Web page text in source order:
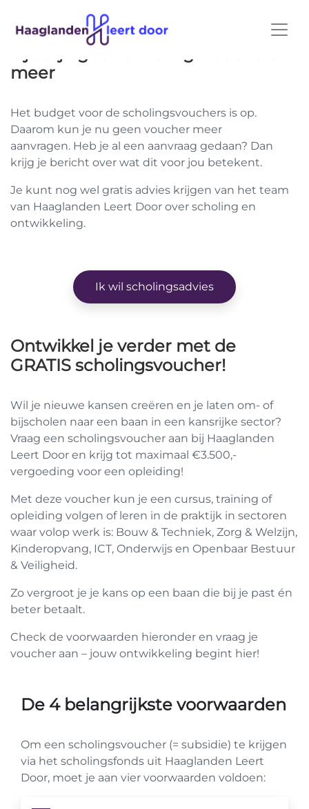
meer
Het budget voor de scholingsvouchers is op.
Daarom kun je nu geen voucher meer
aanvragen. Heb je al een aanvraag gedaan? Dan
krijg je bericht over wat dit voor jou betekent.
Je kunt nog wel gratis advies krijgen van het team
van Haaglanden Leert Door over scholing en
ontwikkeling.
Ik wil scholingsadvies
Ontwikkel je verder met de
GRATIS scholingsvoucher!
Wil je nieuwe kansen creëren en je laten om- of
bijscholen naar een baan in een kansrijke sector?
Vraag een scholingsvoucher aan bij Haaglanden
Leert Door en krijg tot maximaal €3.500,-
vergoeding voor een opleiding!
Met deze voucher kun je een cursus, training of
opleiding volgen of leren in de praktijk in sectoren
waar volop werk is: Bouw & Techniek, Zorg & Welzijn,
Kinderopvang, ICT, Onderwijs en Openbaar Bestuur
& Veiligheid.
Zo vergroot je je kans op een baan die bij je past én
beter betaalt.
Check de voorwaarden hieronder en vraag je
voucher aan – jouw ontwikkeling begint hier!
De 4 belangrijkste voorwaarden
Om een scholingsvoucher (= subsidie) te krijgen
via het scholingsfonds uit Haaglanden Leert
Door, moet je aan vier voorwaarden voldoen: